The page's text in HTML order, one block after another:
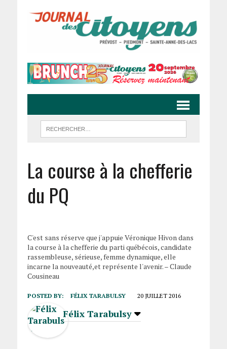
La course à la chefferie
du PQ
C'est sans réserve que j'appuie Véronique Hivon dans
la course à la chefferie du parti québécois, candidate
rassembleuse, sérieuse, femme dynamique, elle
incarne la nouveauté,et représente l'avenir.‬ – Claude
Cousineau
POSTED BY: FÉLIX TARABULSY 20 JUILLET 2016
Félix Tarabulsy